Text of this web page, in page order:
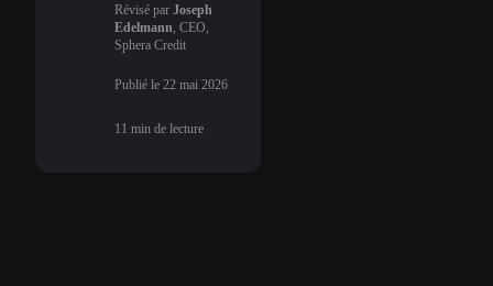
Révisé par Joseph
Edelmann , CEO,
Sphera Credit
Publié le 22 mai 2026
11 min de lecture